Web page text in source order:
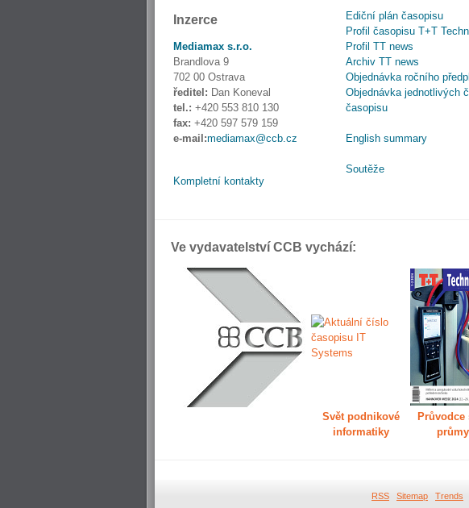
Inzerce
Mediamax s.r.o.
Brandlova 9
702 00 Ostrava
ředitel: Dan Koneval
tel.: +420 553 810 130
fax: +420 597 579 159
e-mail:mediamax@ccb.cz
Kompletní kontakty
Ediční plán časopisu
Profil časopisu T+T
Profil TT news
Archiv TT news
Objednávka ročního
Objednávka jednotlivých
časopisu
English summary
Soutěže
Ve vydavatelství CCB vychází:
Svět podnikové
informatiky
Průvodce
RSS Sitemap Trends